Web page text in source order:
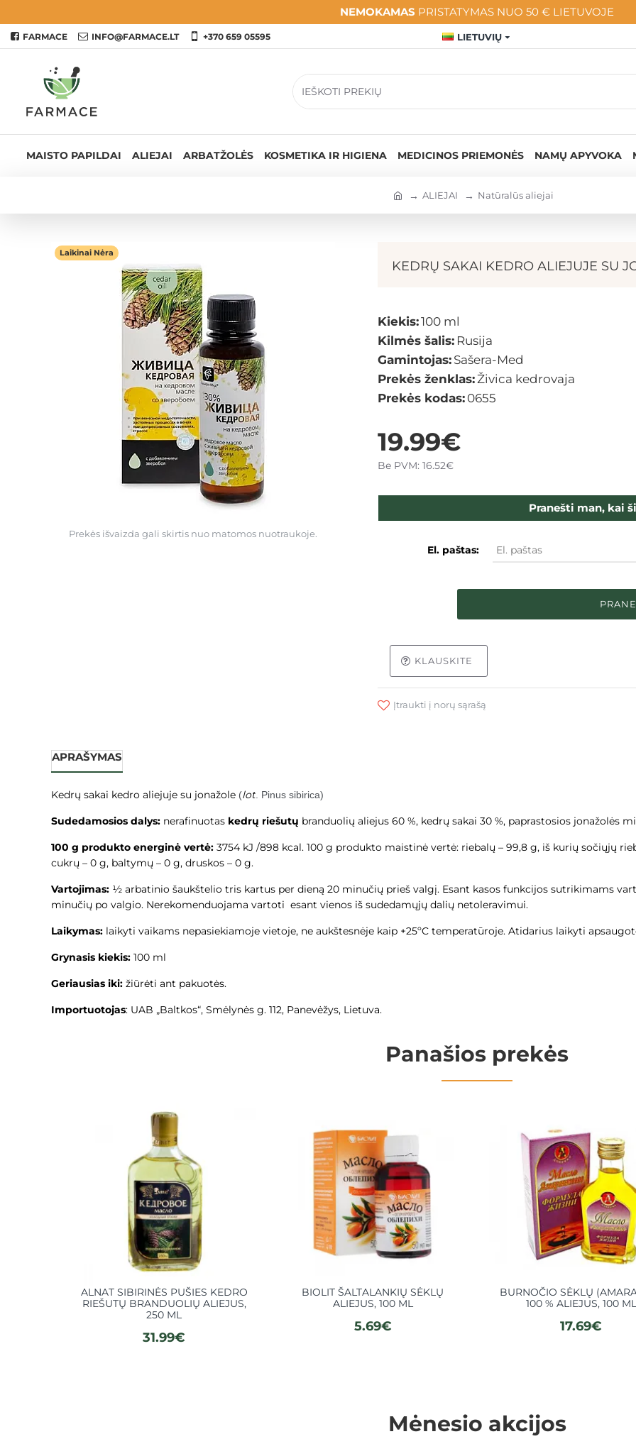
NEMOKAMAS PRISTATYMAS NUO 50 € LIETUVOJE
FARMACE INFO@FARMACE.LT +370 659 05595 LIETUVIŲ
MAISTO PAPILDAI ALIEJAI ARBATŽOLĖS KOSMETIKA IR HIGIENA MEDICINOS PRIEMONĖS NAMŲ APYVOKA
ALIEJAI Natūralūs aliejai
Laikinai Nėra
Prekės išvaizda gali skirtis nuo matomos nuotraukoje.
KEDRŲ SAKAI KEDRO ALIEJUJE SU
Kiekis:100 ml
Kilmės šalis: Rusija
Gamintojas: Sašera-Med
Prekės ženklas:Živica kedrovaja
Prekės kodas: 0655
19.99€
Be PVM: 16.52€
Pranešti man, kai
El. paštas:
KLAUSKITE
Įtraukti į norų sąrašą
APRAŠYMAS
Kedrų sakai kedro aliejuje su jonažole (lot . Pinus sibirica)
Sudedamosios dalys: nerafinuotas kedrų riešutų branduolių aliejus 60 %, kedrų sakai 30 %, paprastosios jonažolės
100 g produkto energinė vertė: 3754 kJ /898 kcal. 100 g produkto maistinė vertė: riebalų – 99,8 g, iš kurių sočiųjų
cukrų – 0 g, baltymų – 0 g, druskos – 0 g.
Vartojimas: ½ arbatinio šaukštelio tris kartus per dieną 20 minučių prieš valgį. Esant kasos funkcijos sutrikimams
minučių po valgio. Nerekomenduojama vartoti esant vienos iš sudedamųjų dalių netoleravimui.
Laikymas: laikyti vaikams nepasiekiamoje vietoje, ne aukštesnėje kaip +25ºC temperatūroje. Atidarius laikyti
Grynasis kiekis: 100 ml
Geriausias iki: žiūrėti ant pakuotės.
Importuotojas: UAB „Baltkos“, Smėlynės g. 112, Panevėžys, Lietuva.
Panašios prekės
ALNAT SIBIRINĖS PUŠIES KEDRO
RIEŠUTŲ BRANDUOLIŲ ALIEJUS,
250 ML
31.99€
BIOLIT ŠALTALANKIŲ SĖKLŲ
ALIEJUS, 100 ML
5.69€
BURNOČIO SĖKLŲ
100 % ALIEJUS, 100 ML
17.69€
Mėnesio akcijos